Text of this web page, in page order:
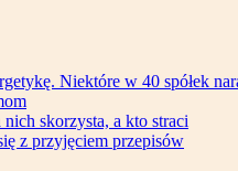
Niektóre w 40 spółek
skorzysta, a kto straci
z przyjęciem przepisów